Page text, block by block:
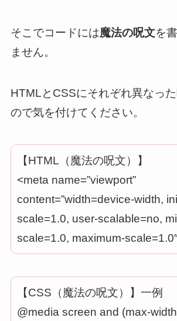
そこでコードには魔法の呪文を
ません。
HTMLとCSSにそれぞれ異なっ
ので気を付けてください。
【HTML（魔法の呪文）】
<meta name=”viewport”
content=”width=device-width,
scale=1.0, user-scalable=no,
scale=1.0, maximum-
【CSS（魔法の呪文）】一例
@media screen and (max-